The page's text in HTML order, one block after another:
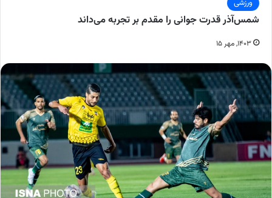
ورزشی
شمس‌آذر قدرت جوانی را مقدم بر تجربه می‌داند
۱۴۰۳, مهر ۱۵